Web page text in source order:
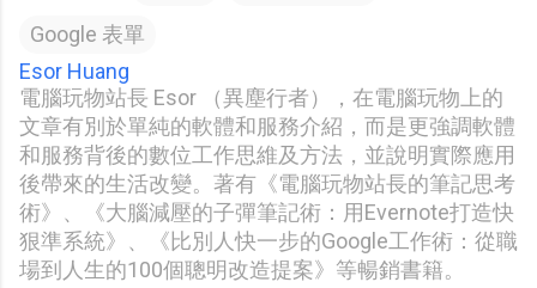
Google 表單
Esor Huang
電腦玩物站長 Esor （異塵行者），在電腦玩物上的
文章有別於單純的軟體和服務介紹，而是更強調軟體
和服務背後的數位工作思維及方法，並說明實際應用
後帶來的生活改變。著有《電腦玩物站長的筆記思考
術》、《大腦減壓的子彈筆記術：用Evernote打造快
狠準系統》、《比別人快一步的Google工作術：從職
場到人生的100個聰明改造提案》等暢銷書籍。